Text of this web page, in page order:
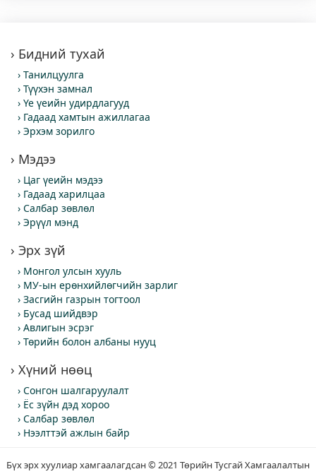
Бидний тухай
Танилцуулга
Түүхэн замнал
Үе үеийн удирдлагууд
Гадаад хамтын ажиллагаа
Эрхэм зорилго
Мэдээ
Цаг үеийн мэдээ
Гадаад харилцаа
Салбар зөвлөл
Эрүүл мэнд
Эрх зүй
Монгол улсын хууль
МУ-ын ерөнхийлөгчийн зарлиг
Засгийн газрын тогтоол
Бусад шийдвэр
Авлигын эсрэг
Төрийн болон албаны нууц
Хүний нөөц
Сонгон шалгаруулалт
Ёс зүйн дэд хороо
Салбар зөвлөл
Нээлттэй ажлын байр
Бүх эрх хуулиар хамгаалагдсан © 2021 Төрийн Тусгай Хамгаалалтын